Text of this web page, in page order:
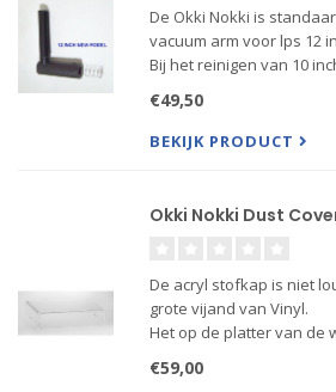
De Okki Nokki is
vacuum arm voor lps 12
Bij het reinigen van 10
valse lucht aanzuigt en
zuigt. Gebruik dus voor
€49,50
BEKIJK PRODUCT
Okki Nokki Dust
De acryl stofkap is niet
grote vijand van Vinyl.
Het op de platter van de
zodra deze in de buurt
€59,00